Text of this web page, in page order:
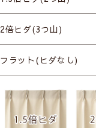
├プレミアム縫製
├プレミアム縫製+形
2倍ヒダ(3つ山)
├プレミアム縫製
フラット(ヒダなし)